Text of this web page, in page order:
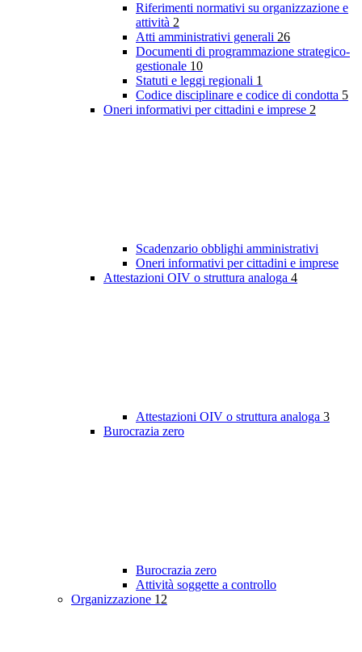
Riferimenti normativi su organizzazione e
attività 2
Atti amministrativi generali 26
Documenti di programmazione strategico-
gestionale 10
Statuti e leggi regionali 1
Codice disciplinare e codice di condotta 5
Oneri informativi per cittadini e imprese 2
Scadenzario obblighi amministrativi
Oneri informativi per cittadini e imprese
Attestazioni OIV o struttura analoga 4
Attestazioni OIV o struttura analoga 3
Burocrazia zero
Burocrazia zero
Attività soggette a controllo
Organizzazione 12